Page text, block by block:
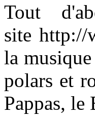
Tout
site http://
la
polars et
Pappas, le